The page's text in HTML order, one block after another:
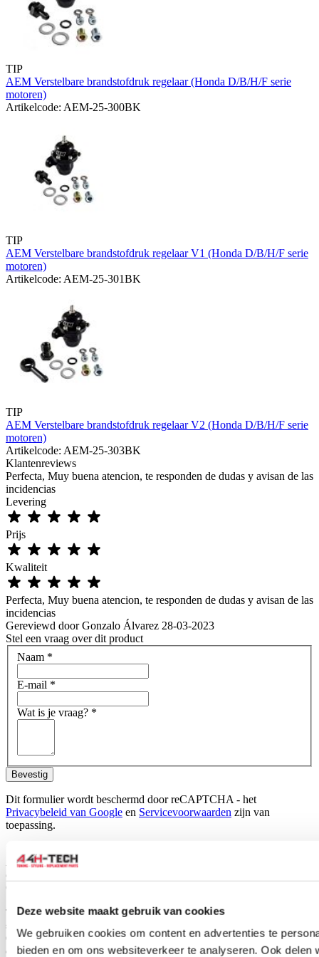
Deze website maakt gebruik van cookies
We gebruiken cookies om content en advertenties te
bieden en om ons websiteverkeer te analyseren. Ook
TIP
AEM Verstelbare brandstofdruk regelaar (Honda D/B/H/F serie
motoren)
Artikelcode: AEM-25-300BK
TIP
AEM Verstelbare brandstofdruk regelaar V1 (Honda D/B/H/F serie
motoren)
Artikelcode: AEM-25-301BK
TIP
AEM Verstelbare brandstofdruk regelaar V2 (Honda D/B/H/F serie
motoren)
Artikelcode: AEM-25-303BK
Klantenreviews
Perfecta, Muy buena atencion, te responden de dudas y avisan de las
incidencias
Levering
Prijs
Kwaliteit
Perfecta, Muy buena atencion, te responden de dudas y avisan de las
incidencias
Gereviewd door Gonzalo Álvarez 28-03-2023
Stel een vraag over dit product
Naam *
E-mail *
Wat is je vraag? *
Bevestig
Dit formulier wordt beschermd door reCAPTCHA - het
Privacybeleid van Google en Servicevoorwaarden zijn van
toepassing.
Alleen geregistreerde gebruikers kunnen reviews schrijven.
of
Omschrijving
The Radium Engineering rail features a large 0.69" internal diameter bore to
suit even the most fuel hungry engines. They are CNC machined from extruded
6063 aluminum, media blasted, black anodized, and laser etched for a high
quality surface finish. All 3 ports are machined with 8AN ORB (3/4-16 female)